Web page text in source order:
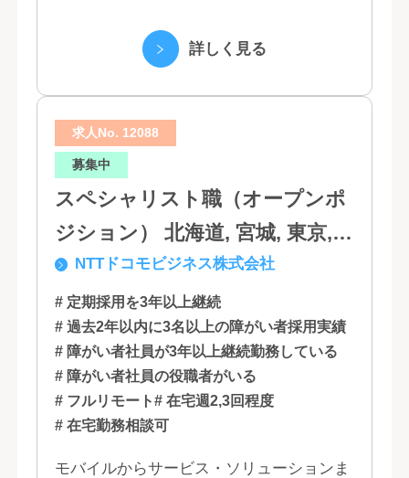
で、情報のスピード、質、量ともに他社に
詳しく見る
求人No. 12088
募集中
スペシャリスト職（オープンポ
ジション） 北海道, 宮城, 東京,
石川, 愛知, 大阪, 広島, 香川, 福岡
NTTドコモビジネス株式会社
# 定期採用を3年以上継続
# 過去2年以内に3名以上の障がい者採用実績
# 障がい者社員が3年以上継続勤務している
# 障がい者社員の役職者がいる
# フルリモート# 在宅週2,3回程度
# 在宅勤務相談可
モバイルからサービス・ソリューションま